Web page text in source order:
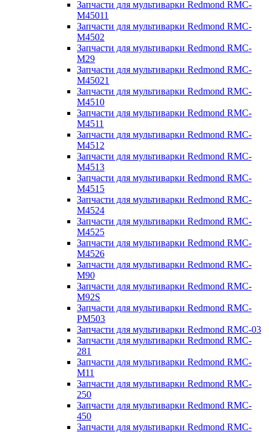
Запчасти для мультиварки Redmond RMC-
M45011
Запчасти для мультиварки Redmond RMC-
M4502
Запчасти для мультиварки Redmond RMC-
M29
Запчасти для мультиварки Redmond RMC-
M45021
Запчасти для мультиварки Redmond RMC-
M4510
Запчасти для мультиварки Redmond RMC-
M4511
Запчасти для мультиварки Redmond RMC-
M4512
Запчасти для мультиварки Redmond RMC-
M4513
Запчасти для мультиварки Redmond RMC-
M4515
Запчасти для мультиварки Redmond RMC-
M4524
Запчасти для мультиварки Redmond RMC-
M4525
Запчасти для мультиварки Redmond RMC-
M4526
Запчасти для мультиварки Redmond RMC-
M90
Запчасти для мультиварки Redmond RMC-
M92S
Запчасти для мультиварки Redmond RMC-
PM503
Запчасти для мультиварки Redmond RMC-03
Запчасти для мультиварки Redmond RMC-
281
Запчасти для мультиварки Redmond RMC-
M11
Запчасти для мультиварки Redmond RMC-
250
Запчасти для мультиварки Redmond RMC-
450
Запчасти для мультиварки Redmond RMC-